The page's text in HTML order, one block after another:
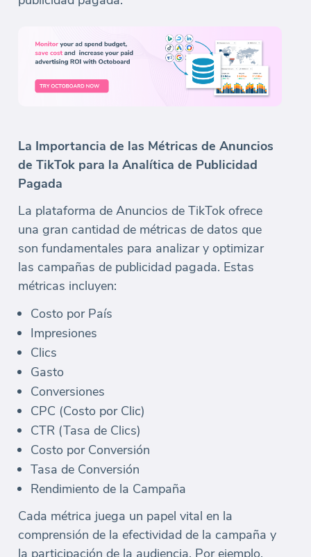
La Importancia de las Métricas de Anuncios
de TikTok para la Analítica de Publicidad
Pagada
La plataforma de Anuncios de TikTok ofrece
una gran cantidad de métricas de datos que
son fundamentales para analizar y optimizar
las campañas de publicidad pagada. Estas
métricas incluyen:
Costo por País
Impresiones
Clics
Gasto
Conversiones
CPC (Costo por Clic)
CTR (Tasa de Clics)
Costo por Conversión
Tasa de Conversión
Rendimiento de la Campaña
Cada métrica juega un papel vital en la
comprensión de la efectividad de la campaña y
la participación de la audiencia. Por ejemplo,